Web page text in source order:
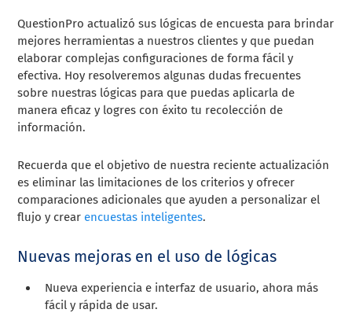
QuestionPro actualizó sus lógicas de encuesta para brindar
mejores herramientas a nuestros clientes y que puedan
elaborar complejas configuraciones de forma fácil y
efectiva. Hoy resolveremosalgunas dudas frecuentes
sobre nuestras lógicas para que puedas aplicarla de
manera eficaz y logres con éxito tu recolección de
información.
Recuerda que el objetivo de nuestra reciente actualización
es eliminar las limitaciones de los criterios y ofrecer
comparaciones adicionales que ayuden a personalizar el
flujo y crear encuestas inteligentes.
Nuevas mejoras en el uso de lógicas
Nueva experiencia e interfaz de usuario, ahora más
fácil y rápida de usar.